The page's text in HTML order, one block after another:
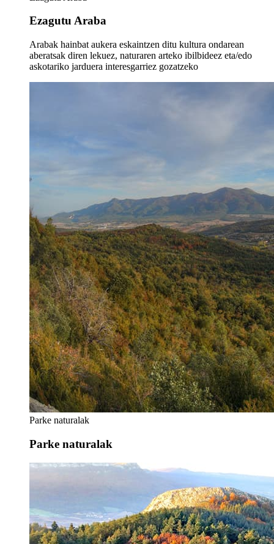
Ezagutu Araba
Arabak hainbat aukera eskaintzen ditu kultura ondarean
aberatsak diren lekuez, naturaren arteko ibilbideez eta/edo
askotariko jarduera interesgarriez gozatzeko
Parke naturalak
Parke naturalak